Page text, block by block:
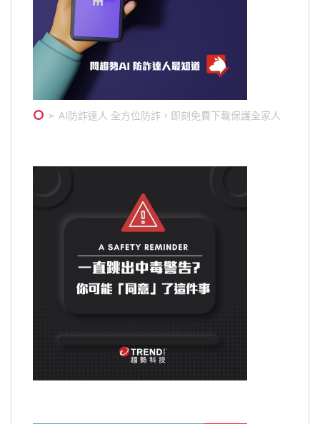
➣ AI防詐達人 全方位防詐，即刻免費下載保護全家人